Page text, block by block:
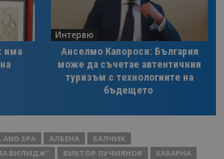
има
Интервю
Анселмо Капороси: България
може да съчетае автентичния
туризъм с технологиите на
бъдещето
AND SPA АЛБЕНА
БАЛЧИК
ВИЛИДЖ"
ВИКТОР ЛУЧИЯНОВ
КАВАРНА